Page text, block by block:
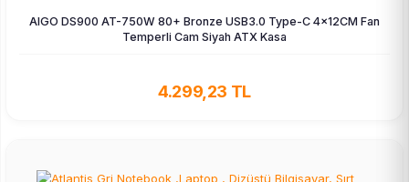
AIGO DS900 AT-750W 80+ Bronze USB3.0 Type-C 4×12CM Fan
Temperli Cam Siyah ATX Kasa
4.299,23 TL